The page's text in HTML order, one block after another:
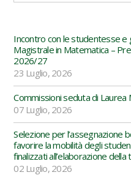
Incontro con le studentesse e
Magistrale in Matematica –
2026/27
23 Luglio, 2026
Commissioni seduta di
07 Luglio, 2026
Selezione per l’assegnazione
favorire la mobilità degli
finalizzati all’elaborazione
02 Luglio, 2026